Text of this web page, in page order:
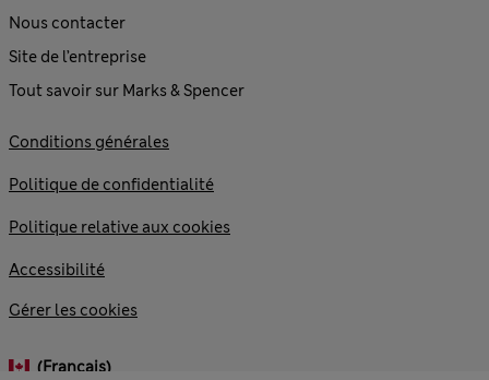
Nous contacter
Site de l’entreprise
Tout savoir sur Marks & Spencer
Conditions générales
Politique de confidentialité
Politique relative aux cookies
Accessibilité
Gérer les cookies
(français)